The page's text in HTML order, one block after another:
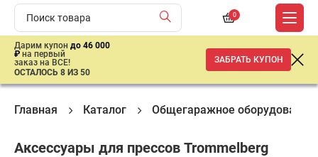
0
Дарим купон до 46 000
₽ на первый
заказ на ВСЕ!
ОСТАЛОСЬ 8 ИЗ 50
ЗАБРАТЬ КУПОН
Главная Каталог Общегаражное оборудование
Аксессуары для прессов Trommelberg